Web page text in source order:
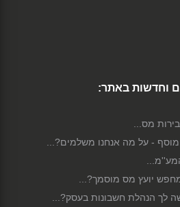
וחדשות באתר:
מס...
- על מה אנחנו משלמים?...
יועץ מס מוסמך?...
לך הנהלת חשבונות בעסק?...